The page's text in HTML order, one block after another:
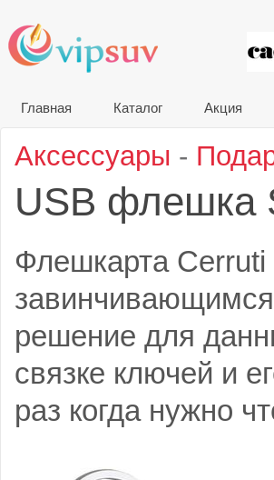
Главная Каталог Акция
Аксессуары -
USB флешка
Флешкарта
решение для
связке ключей и
раз когда нужно